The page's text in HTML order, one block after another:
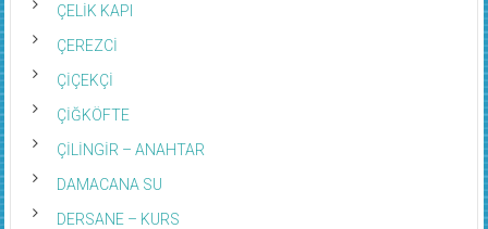
ÇELİK KAPI
ÇEREZCİ
ÇİÇEKÇİ
ÇİĞKÖFTE
ÇİLİNGİR – ANAHTAR
DAMACANA SU
DERSANE – KURS